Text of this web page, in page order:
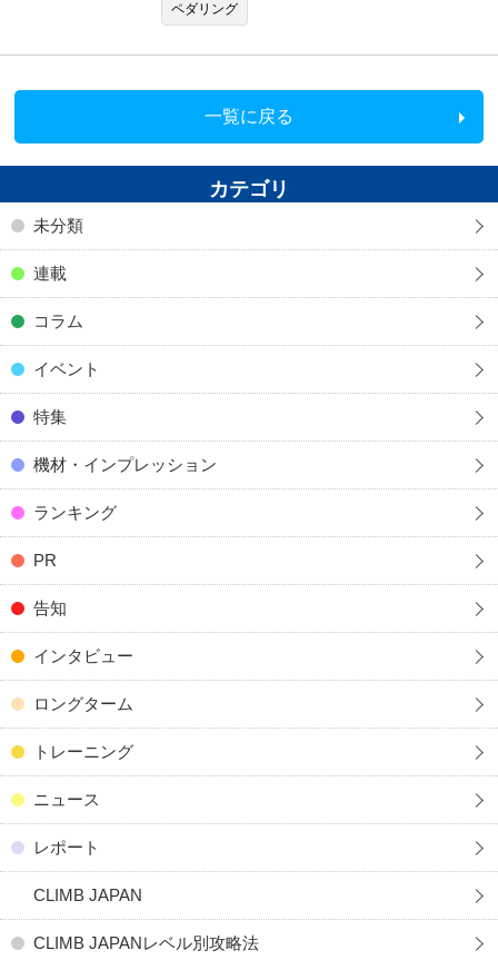
ペダリング
一覧に戻る
カテゴリ
未分類
連載
コラム
イベント
特集
機材・インプレッション
ランキング
PR
告知
インタビュー
ロングターム
トレーニング
ニュース
レポート
CLIMB JAPAN
CLIMB JAPANレベル別攻略法